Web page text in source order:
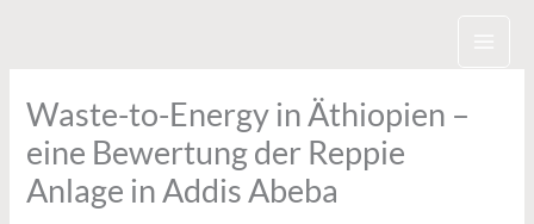
Waste-to-Energy in Äthiopien –
eine Bewertung der Reppie
Anlage in Addis Abeba